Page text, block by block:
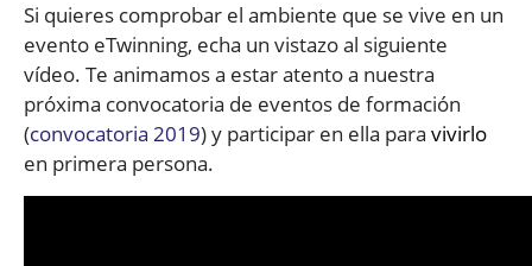
Si quieres comprobar el ambiente que se vive en un
evento eTwinning, echa un vistazo al siguiente
vídeo. Te animamos a estar atento a nuestra
próxima convocatoria de eventos de formación
(convocatoria 2019) y participar en ella para vivirlo
en primera persona.